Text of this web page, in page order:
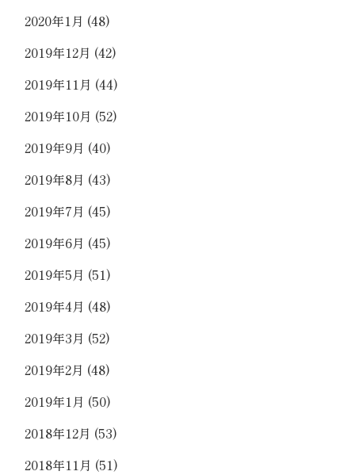
2020年1月 (48)
2019年12月 (42)
2019年11月 (44)
2019年10月 (52)
2019年9月 (40)
2019年8月 (43)
2019年7月 (45)
2019年6月 (45)
2019年5月 (51)
2019年4月 (48)
2019年3月 (52)
2019年2月 (48)
2019年1月 (50)
2018年12月 (53)
2018年11月 (51)